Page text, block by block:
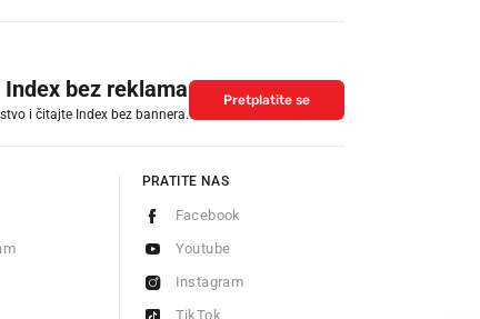
Index bez reklama
i čitajte Index bez bannera.
Pretplatite se
PRATITE NAS
Facebook
Youtube
Instagram
TikTok